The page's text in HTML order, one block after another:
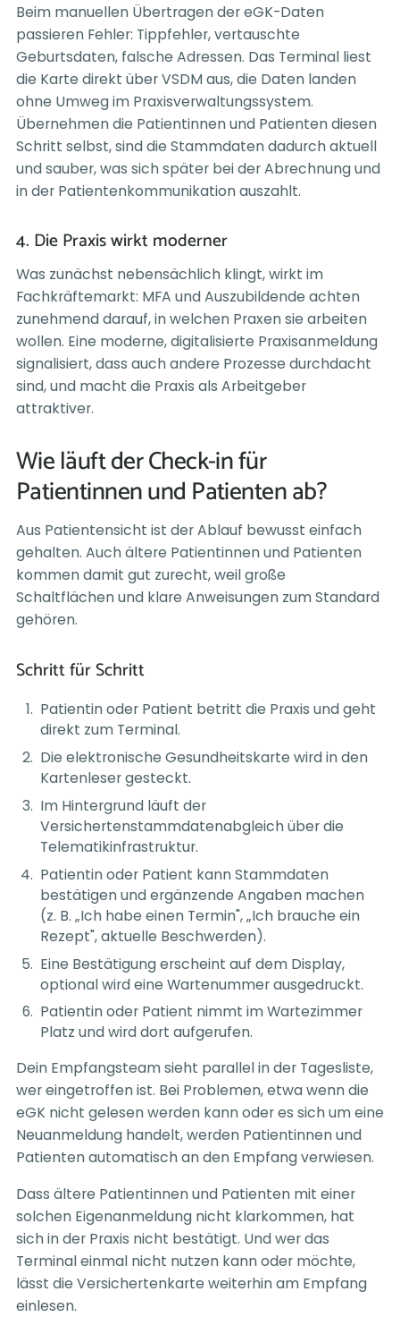
Beim manuellen Übertragen der eGK-Daten
passieren Fehler: Tippfehler, vertauschte
Geburtsdaten, falsche Adressen. Das Terminal liest
die Karte direkt über VSDM aus, die Daten landen
ohne Umweg im Praxisverwaltungssystem.
Übernehmen die Patientinnen und Patienten diesen
Schritt selbst, sind die Stammdaten dadurch aktuell
und sauber, was sich später bei der Abrechnung und
in der Patientenkommunikation auszahlt.
4. Die Praxis wirkt moderner
Was zunächst nebensächlich klingt, wirkt im
Fachkräftemarkt: MFA und Auszubildende achten
zunehmend darauf, in welchen Praxen sie arbeiten
wollen. Eine moderne, digitalisierte Praxisanmeldung
signalisiert, dass auch andere Prozesse durchdacht
sind, und macht die Praxis als Arbeitgeber
attraktiver.
Wie läuft der Check-in für
Patientinnen und Patienten ab?
Aus Patientensicht ist der Ablauf bewusst einfach
gehalten. Auch ältere Patientinnen und Patienten
kommen damit gut zurecht, weil große
Schaltflächen und klare Anweisungen zum Standard
gehören.
Schritt für Schritt
Patientin oder Patient betritt die Praxis und geht
direkt zum Terminal.
Die elektronische Gesundheitskarte wird in den
Kartenleser gesteckt.
Im Hintergrund läuft der
Versichertenstammdatenabgleich über die
Telematikinfrastruktur.
Patientin oder Patient kann Stammdaten
bestätigen und ergänzende Angaben machen
(z. B. „Ich habe einen Termin", „Ich brauche ein
Rezept", aktuelle Beschwerden).
Eine Bestätigung erscheint auf dem Display,
optional wird eine Wartenummer ausgedruckt.
Patientin oder Patient nimmt im Wartezimmer
Platz und wird dort aufgerufen.
Dein Empfangsteam sieht parallel in der Tagesliste,
wer eingetroffen ist. Bei Problemen, etwa wenn die
eGK nicht gelesen werden kann oder es sich um eine
Neuanmeldung handelt, werden Patientinnen und
Patienten automatisch an den Empfang verwiesen.
Dass ältere Patientinnen und Patienten mit einer
solchen Eigenanmeldung nicht klarkommen, hat
sich in der Praxis nicht bestätigt. Und wer das
Terminal einmal nicht nutzen kann oder möchte,
lässt die Versichertenkarte weiterhin am Empfang
einlesen.